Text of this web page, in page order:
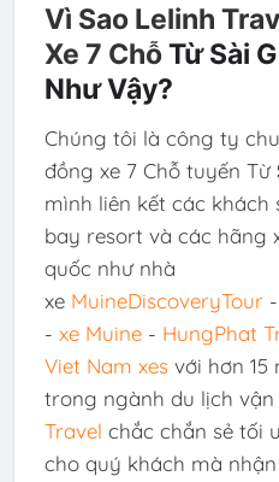
Vì Sao Lelinh
Xe 7 ChỗTừ Sài
Như Vậy?
Chúng tôi là công ty
đồng xe 7 Chỗ tuyến Từ
mình liên kết các khách
bay resort và các hãng
quốc như nhà
xe MuineDiscoveryTour-
- xe Muine- HungPhat
Viet Nam xesvới hơn 15
trong ngành du lịch vận
Travel chắc chắn sẻ tối
cho quý khách mà